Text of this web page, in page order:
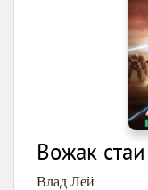
Вожак стаи
Влад Лей